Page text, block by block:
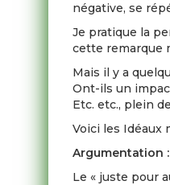
négative, se
Je pratique la
cette remarque
Mais il y a
Ont-ils un
Etc. etc., plein
Voici les Idéaux
Argumentation :
Le « juste pour